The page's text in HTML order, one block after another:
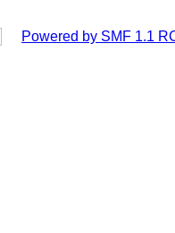
Powered by SMF 1.1